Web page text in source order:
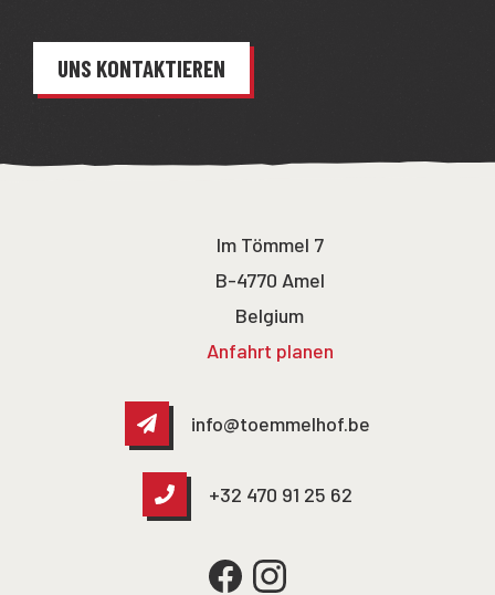
UNS KONTAKTIEREN
Im Tömmel 7
B-4770 Amel
Belgium
Anfahrt planen
info@toemmelhof.be
+32 470 91 25 62